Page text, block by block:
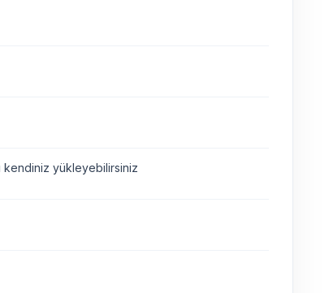
kendiniz yükleyebilirsiniz